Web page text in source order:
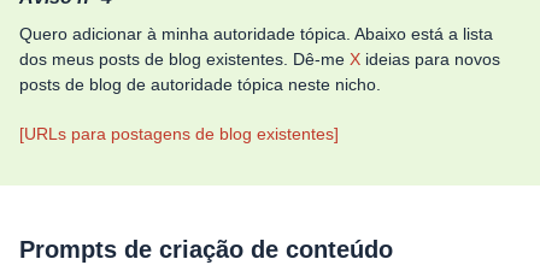
Quero adicionar à minha autoridade tópica. Abaixo está a lista
dos meus posts de blog existentes. Dê-me X ideias para novos
posts de blog de autoridade tópica neste nicho.
[URLs para postagens de blog existentes]
Prompts de criação de conteúdo